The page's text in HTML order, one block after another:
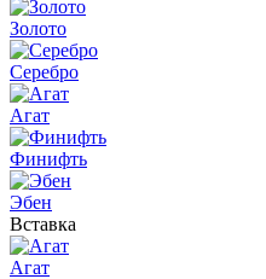
Золото
Серебро
Агат
Финифть
Эбен
Вставка
Агат